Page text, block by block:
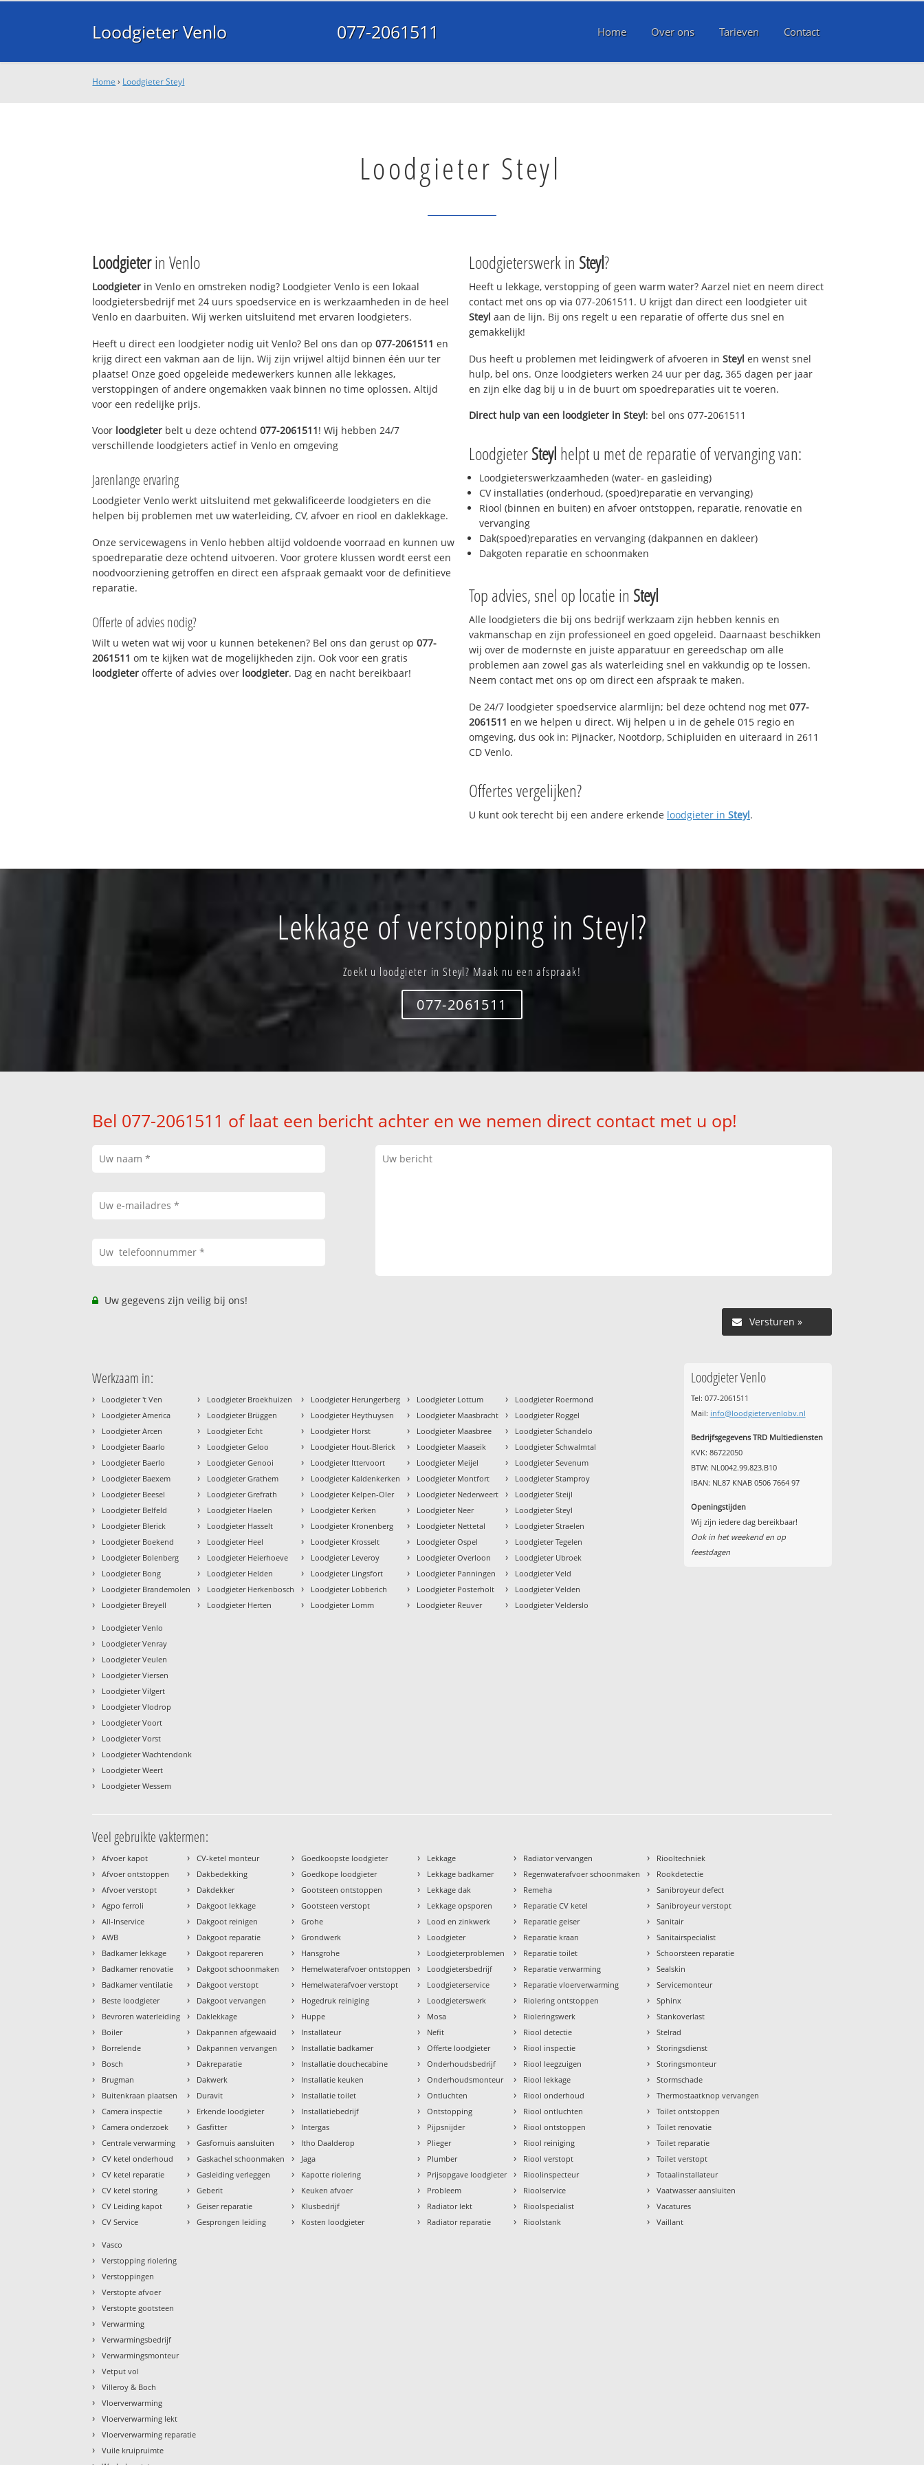
Loodgieter Venlo 077-2061511 Home Over ons Tarieven Contact
Home › Loodgieter Steyl
Loodgieter Steyl
Loodgieterin Venlo
Loodgieter in Venlo en omstreken nodig? Loodgieter Venlo is een lokaal
loodgietersbedrijf met 24 uurs spoedservice en is werkzaamheden in de heel
Venlo en daarbuiten. Wij werken uitsluitend met ervaren loodgieters.
Heeft u direct een loodgieter nodig uit Venlo? Bel ons dan op077-2061511 en
krijg direct een vakman aan de lijn. Wij zijn vrijwel altijd binnen één uur ter
plaatse! Onze goed opgeleide medewerkers kunnen alle lekkages,
verstoppingen of andere ongemakken vaak binnen no time oplossen. Altijd
voor een redelijke prijs.
Voor loodgieter belt u deze ochtend077-2061511! Wij hebben 24/7
verschillende loodgieters actief in Venlo en omgeving
Jarenlange ervaring
Loodgieter Venlo werkt uitsluitend met gekwalificeerde loodgieters en die
helpen bij problemen met uw waterleiding, CV, afvoer en riool en daklekkage.
Onze servicewagens in Venlo hebben altijd voldoende voorraad en kunnen uw
spoedreparatie deze ochtend uitvoeren. Voor grotere klussen wordt eerst een
noodvoorziening getroffen en direct een afspraak gemaakt voor de definitieve
reparatie.
Offerte of advies nodig?
Wilt u weten wat wij voor u kunnen betekenen? Bel ons dan gerust op077-
2061511 om te kijken wat de mogelijkheden zijn. Ook voor een gratis
loodgieter offerte of advies over loodgieter. Dag en nacht bereikbaar!
Loodgieterswerk in Steyl?
Heeft u lekkage, verstopping of geen warm water? Aarzel niet en neem direct
contact met ons op via 077-2061511. U krijgt dan direct een loodgieter uit
Steyl aan de lijn. Bij ons regelt u een reparatie of offerte dus snel en
gemakkelijk!
Dus heeft u problemen met leidingwerk of afvoeren in Steyl en wenst snel
hulp, bel ons. Onze loodgieters werken 24 uur per dag, 365 dagen per jaar
en zijn elke dag bij u in de buurt om spoedreparaties uit te voeren.
Direct hulp van een loodgieter in Steyl: bel ons 077-2061511
LoodgieterSteyl helpt u met de reparatie of vervanging van:
Loodgieterswerkzaamheden (water- en gasleiding)
CV installaties (onderhoud, (spoed)reparatie en vervanging)
Riool (binnen en buiten) en afvoer ontstoppen, reparatie, renovatie en
vervanging
Dak(spoed)reparaties en vervanging (dakpannen en dakleer)
Dakgoten reparatie en schoonmaken
Top advies, snel op locatie in Steyl
Alle loodgieters die bij ons bedrijf werkzaam zijn hebben kennis en
vakmanschap en zijn professioneel en goed opgeleid. Daarnaast beschikken
wij over de modernste en juiste apparatuur en gereedschap om alle
problemen aan zowel gas als waterleiding snel en vakkundig op te lossen.
Neem contact met ons op om direct een afspraak te maken.
De 24/7 loodgieter spoedservice alarmlijn; bel deze ochtend nog met 077-
2061511 en we helpen u direct. Wij helpen u in de gehele 015 regio en
omgeving, dus ook in: Pijnacker, Nootdorp, Schipluiden en uiteraard in 2611
CD Venlo.
Offertes vergelijken?
U kunt ook terecht bij een andere erkende loodgieter in Steyl.
Lekkage of verstopping in Steyl?
Zoekt u loodgieter in Steyl? Maak nu een afspraak!
077-2061511
Bel 077-2061511 of laat een bericht achter en we nemen direct contact met u op!
Uw gegevens zijn veilig bij ons!
Versturen »
Werkzaam in:
› Loodgieter 't Ven
› Loodgieter America
› Loodgieter Arcen
› Loodgieter Baarlo
› Loodgieter Baerlo
› Loodgieter Baexem
› Loodgieter Beesel
› Loodgieter Belfeld
› Loodgieter Blerick
› Loodgieter Boekend
› Loodgieter Bolenberg
› Loodgieter Bong
› Loodgieter Brandemolen
› Loodgieter Breyell
› Loodgieter Broekhuizen
› Loodgieter Brüggen
› Loodgieter Echt
› Loodgieter Geloo
› Loodgieter Genooi
› Loodgieter Grathem
› Loodgieter Grefrath
› Loodgieter Haelen
› Loodgieter Hasselt
› Loodgieter Heel
› Loodgieter Heierhoeve
› Loodgieter Helden
› Loodgieter Herkenbosch
› Loodgieter Herten
› Loodgieter Herungerberg
› Loodgieter Heythuysen
› Loodgieter Horst
› Loodgieter Hout-Blerick
› Loodgieter Ittervoort
› Loodgieter Kaldenkerken
› Loodgieter Kelpen-Oler
› Loodgieter Kerken
› Loodgieter Kronenberg
› Loodgieter Krosselt
› Loodgieter Leveroy
› Loodgieter Lingsfort
› Loodgieter Lobberich
› Loodgieter Lomm
› Loodgieter Lottum
› Loodgieter Maasbracht
› Loodgieter Maasbree
› Loodgieter Maaseik
› Loodgieter Meijel
› Loodgieter Montfort
› Loodgieter Nederweert
› Loodgieter Neer
› Loodgieter Nettetal
› Loodgieter Ospel
› Loodgieter Overloon
› Loodgieter Panningen
› Loodgieter Posterholt
› Loodgieter Reuver
› Loodgieter Roermond
› Loodgieter Roggel
› Loodgieter Schandelo
› Loodgieter Schwalmtal
› Loodgieter Sevenum
› Loodgieter Stamproy
› Loodgieter Steijl
› Loodgieter Steyl
› Loodgieter Straelen
› Loodgieter Tegelen
› Loodgieter Ubroek
› Loodgieter Veld
› Loodgieter Velden
› Loodgieter Velderslo
› Loodgieter Venlo
› Loodgieter Venray
› Loodgieter Veulen
› Loodgieter Viersen
› Loodgieter Vilgert
› Loodgieter Vlodrop
› Loodgieter Voort
› Loodgieter Vorst
› Loodgieter Wachtendonk
› Loodgieter Weert
› Loodgieter Wessem
Loodgieter Venlo
Tel: 077-2061511
Mail: info@loodgietervenlobv.nl
Bedrijfsgegevens TRD Multiediensten
KVK: 86722050
BTW: NL0042.99.823.B10
IBAN: NL87 KNAB 0506 7664 97
Openingstijden
Wij zijn iedere dag bereikbaar!
Ook in het weekend en op
feestdagen
Veel gebruikte vaktermen:
› Afvoer kapot
› Afvoer ontstoppen
› Afvoer verstopt
› Agpo ferroli
› All-Inservice
› AWB
› Badkamer lekkage
› Badkamer renovatie
› Badkamer ventilatie
› Beste loodgieter
› Bevroren waterleiding
› Boiler
› Borrelende
› Bosch
› Brugman
› Buitenkraan plaatsen
› Camera inspectie
› Camera onderzoek
› Centrale verwarming
› CV ketel onderhoud
› CV ketel reparatie
› CV ketel storing
› CV Leiding kapot
› CV Service
› CV-ketel monteur
› Dakbedekking
› Dakdekker
› Dakgoot lekkage
› Dakgoot reinigen
› Dakgoot reparatie
› Dakgoot repareren
› Dakgoot schoonmaken
› Dakgoot verstopt
› Dakgoot vervangen
› Daklekkage
› Dakpannen afgewaaid
› Dakpannen vervangen
› Dakreparatie
› Dakwerk
› Duravit
› Erkende loodgieter
› Gasfitter
› Gasfornuis aansluiten
› Gaskachel schoonmaken
› Gasleiding verleggen
› Geberit
› Geiser reparatie
› Gesprongen leiding
› Goedkoopste loodgieter
› Goedkope loodgieter
› Gootsteen ontstoppen
› Gootsteen verstopt
› Grohe
› Grondwerk
› Hansgrohe
› Hemelwaterafvoer ontstoppen
› Hemelwaterafvoer verstopt
› Hogedruk reiniging
› Huppe
› Installateur
› Installatie badkamer
› Installatie douchecabine
› Installatie keuken
› Installatie toilet
› Installatiebedrijf
› Intergas
› Itho Daalderop
› Jaga
› Kapotte riolering
› Keuken afvoer
› Klusbedrijf
› Kosten loodgieter
› Lekkage
› Lekkage badkamer
› Lekkage dak
› Lekkage opsporen
› Lood en zinkwerk
› Loodgieter
› Loodgieterproblemen
› Loodgietersbedrijf
› Loodgieterservice
› Loodgieterswerk
› Mosa
› Nefit
› Offerte loodgieter
› Onderhoudsbedrijf
› Onderhoudsmonteur
› Ontluchten
› Ontstopping
› Pijpsnijder
› Plieger
› Plumber
› Prijsopgave loodgieter
› Probleem
› Radiator lekt
› Radiator reparatie
› Radiator vervangen
› Regenwaterafvoer schoonmaken
› Remeha
› Reparatie CV ketel
› Reparatie geiser
› Reparatie kraan
› Reparatie toilet
› Reparatie verwarming
› Reparatie vloerverwarming
› Riolering ontstoppen
› Rioleringswerk
› Riool detectie
› Riool inspectie
› Riool leegzuigen
› Riool lekkage
› Riool onderhoud
› Riool ontluchten
› Riool ontstoppen
› Riool reiniging
› Riool verstopt
› Rioolinspecteur
› Rioolservice
› Rioolspecialist
› Rioolstank
› Riooltechniek
› Rookdetectie
› Sanibroyeur defect
› Sanibroyeur verstopt
› Sanitair
› Sanitairspecialist
› Schoorsteen reparatie
› Sealskin
› Servicemonteur
› Sphinx
› Stankoverlast
› Stelrad
› Storingsdienst
› Storingsmonteur
› Stormschade
› Thermostaatknop vervangen
› Toilet ontstoppen
› Toilet renovatie
› Toilet reparatie
› Toilet verstopt
› Totaalinstallateur
› Vaatwasser aansluiten
› Vacatures
› Vaillant
› Vasco
› Verstopping riolering
› Verstoppingen
› Verstopte afvoer
› Verstopte gootsteen
› Verwarming
› Verwarmingsbedrijf
› Verwarmingsmonteur
› Vetput vol
› Villeroy & Boch
› Vloerverwarming
› Vloerverwarming lekt
› Vloerverwarming reparatie
› Vuile kruipruimte